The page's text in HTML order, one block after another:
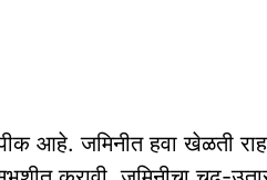
आहे. जमिनीत हवा खेळती